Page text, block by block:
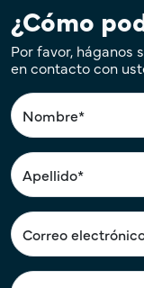
¿Cómo
Por favor, háganos
en contacto con